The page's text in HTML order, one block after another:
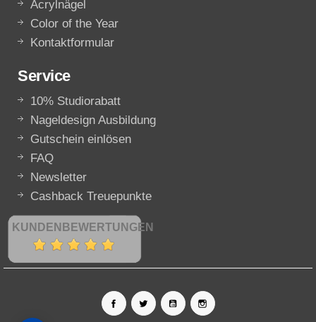
Acrylnägel
Color of the Year
Kontaktformular
Service
10% Studiorabatt
Nageldesign Ausbildung
Gutschein einlösen
FAQ
Newsletter
Cashback Treuepunkte
KUNDENBEWERTUNGEN